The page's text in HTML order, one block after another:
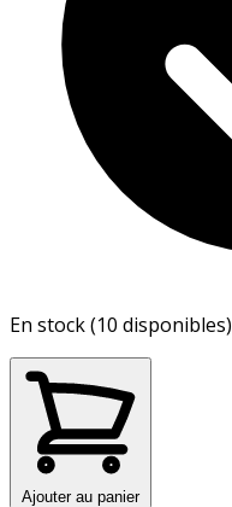
En stock (10 disponibles)
Ajouter au panier